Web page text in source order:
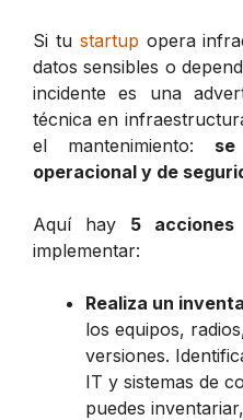
Si tu startup opera
datos sensibles o
incidente es una
técnica en
el mantenimiento:
operacional y de
Aquí hay 5 acciones
implementar:
Realiza un
los equipos,
versiones.
IT y sistemas de
puedes